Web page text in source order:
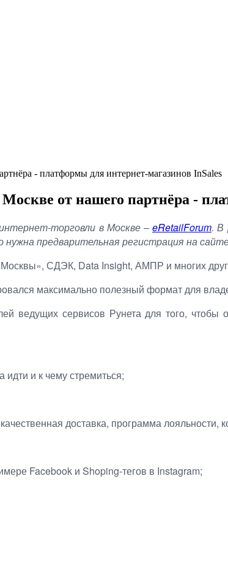
- платформы для интернет-магазинов InSales
от нашего партнёра -
торговли в Москве –eRetailForum. В
нужна предварительная регистрация на
СДЭК, Data Insight, АМПР и многих
максимально полезный формат для
ведущих сервисов Рунета для того, чтобы
идти и к чему стремиться;
доставка, программа лояльности,
Facebook и Shoping-тегов в Instagram;